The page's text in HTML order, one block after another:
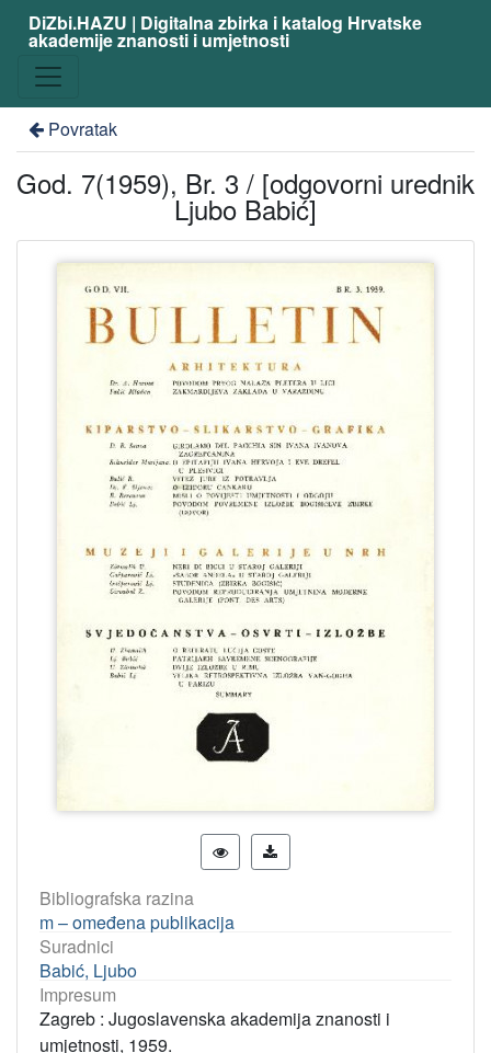
DiZbi.HAZU | Digitalna zbirka i katalog Hrvatske
akademije znanosti i umjetnosti
Povratak
God. 7(1959), Br. 3 / [odgovorni urednik
Ljubo Babić]
Bibliografska razina
m – omeđena publikacija
Suradnici
Babić, Ljubo
Impresum
Zagreb : Jugoslavenska akademija znanosti i
umjetnosti, 1959.